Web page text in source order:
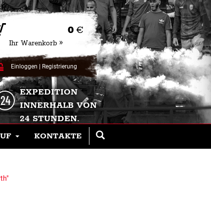
0 €
Ihr Warenkorb »
Einloggen Registrierung
EXPEDITION
INNERHALB VON
24 STUNDEN.
KONTAKTE